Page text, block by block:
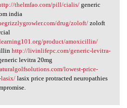
thelmfao.com/pill/cialis/generic
india
drug/zoloft/zoloft
product/amoxicillin/
http://livinlifepc.com/generic-levitra-
levitra 20mg
lowest-price-
lasix/lasix price protracted neuropathies